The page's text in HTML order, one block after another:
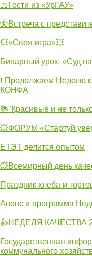
📖Гости из «УрГАУ»
🌺Встреча с
💥«Своя игра»💥
Бинарный урок: «Суд
❗ Продолжаем Неделю
КОНФА
📚"Красивые и не
💥ФОРУМ «Стартуй
ЕТЭТ делится опытом
💥Всемирный день
Праздник хлеба и
Анонс и программа
👍НЕДЕЛЯ КАЧЕСТВА
Государственная
коммунального